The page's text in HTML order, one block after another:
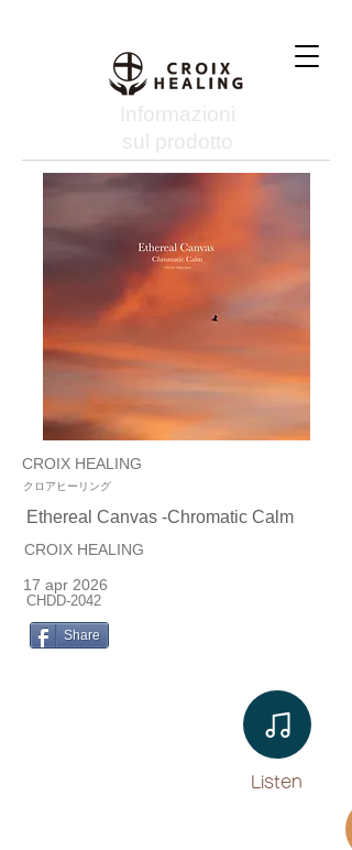
Informazioni
sul prodotto
CROIX HEALING
クロアヒーリング
Ethereal Canvas -Chromatic Calm
CROIX HEALING
17 apr 2026
CHDD-2042
Share
Listen​